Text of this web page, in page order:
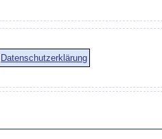
Datenschutzerklärung